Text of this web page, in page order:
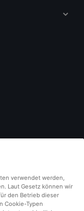
verwendet werden,
Laut Gesetz können wir
den Betrieb dieser
Cookie-Typen